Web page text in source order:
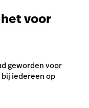
voor
geworden voor
iedereen op